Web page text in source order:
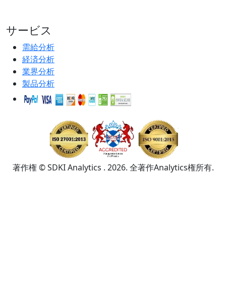
サービス
需給分析
経済分析
業界分析
製品分析
著作権 © SDKI Analytics . 2026. 全著作Analytics権所有.